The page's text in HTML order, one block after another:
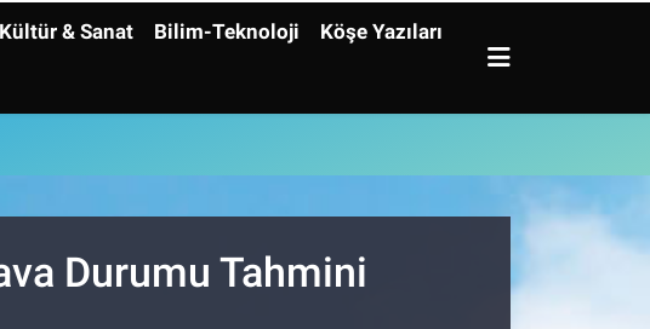
Kültür & Sanat Bilim-Teknoloji Köşe Yazıları
Durumu Tahmini